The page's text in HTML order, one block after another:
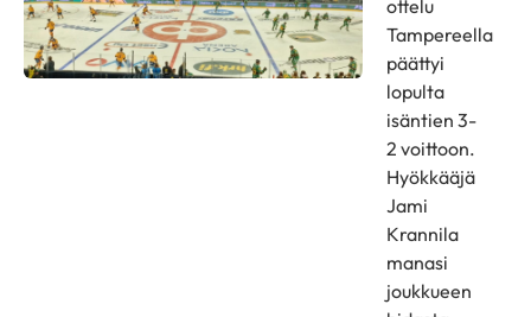
ottelu
Tampereella
päättyi
lopulta
isäntien 3-
2 voittoon.
Hyökkääjä
Jami
Krannila
manasi
joukkueen